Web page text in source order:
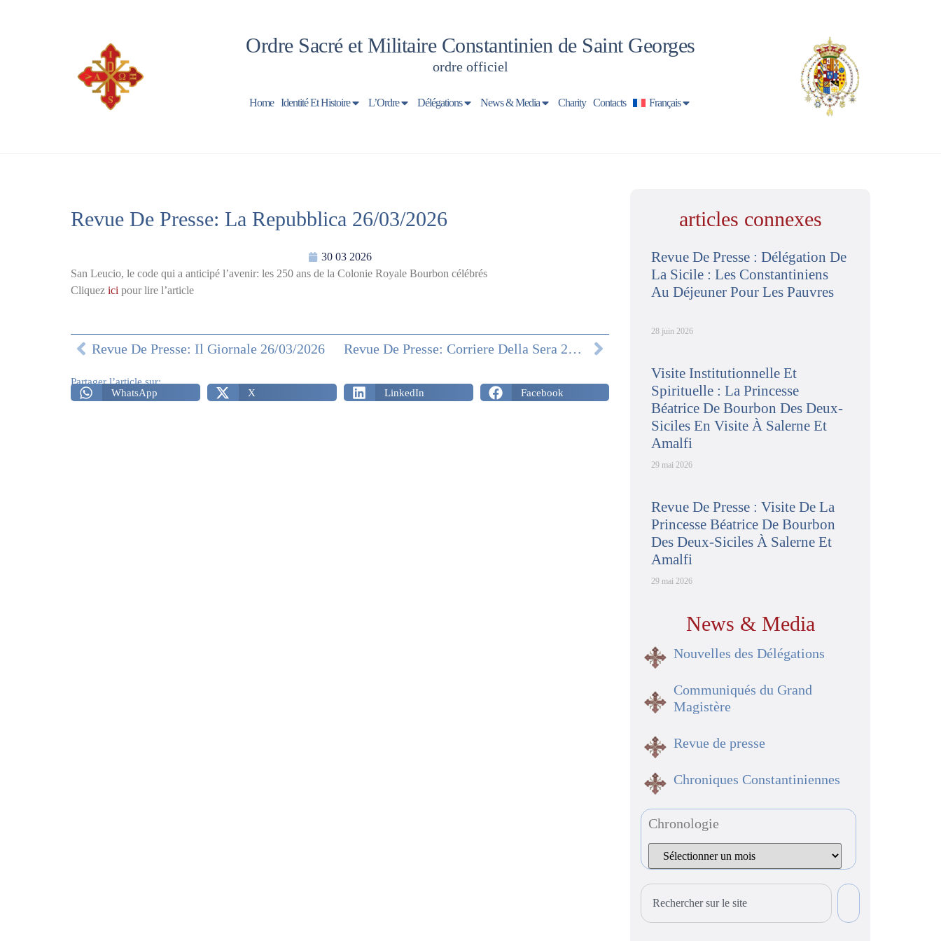
Ordre Sacré et Militaire Constantinien de Saint Georges
ordre officiel
Home Identité Et Histoire L’Ordre Délégations News & Media Charity Contacts Français
Revue De Presse: La Repubblica 26/03/2026
30 03 2026
San Leucio, le code qui a anticipé l’avenir: les 250 ans de la Colonie Royale Bourbon célébrés
Cliquez ici pour lire l’article
Revue De Presse: Il Giornale 26/03/2026 Revue De Presse: Corriere Della Sera 29/03/2026
Partager l’article sur:
WhatsApp
X LinkedIn Facebook
articles connexes
Revue De Presse : Délégation De
La Sicile : Les Constantiniens
Au Déjeuner Pour Les Pauvres
28 juin 2026
Visite Institutionnelle Et
Spirituelle : La Princesse
Béatrice De Bourbon Des Deux-
Siciles En Visite À Salerne Et
Amalfi
29 mai 2026
Revue De Presse : Visite De La
Princesse Béatrice De Bourbon
Des Deux-Siciles À Salerne Et
Amalfi
29 mai 2026
News & Media
Nouvelles des Délégations
Communiqués du Grand
Magistère
Revue de presse
Chroniques Constantiniennes
Chronologie